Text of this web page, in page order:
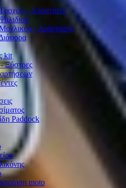
- Αποστάτες
- Ανάρτησης
kit
Ξύστρες
Paddock
moto